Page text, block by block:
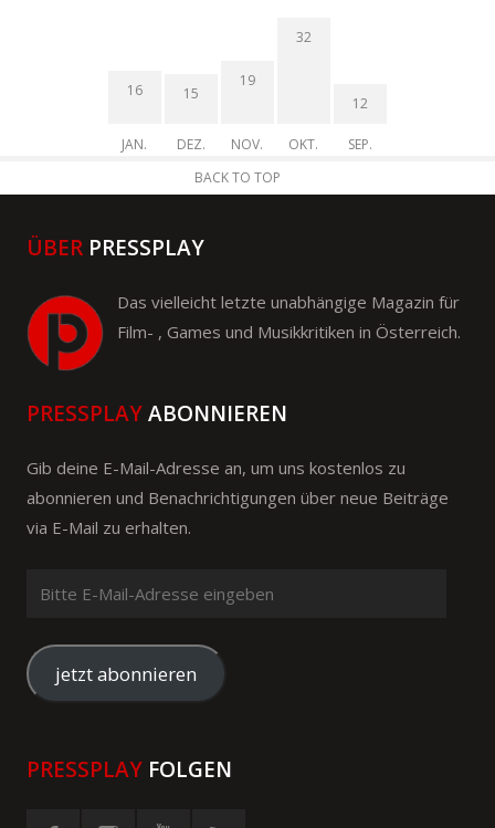
16
JAN.
15
DEZ.
19
NOV.
32
OKT.
12
SEP.
BACK TO TOP
ÜBER PRESSPLAY
Das vielleicht letzte unabhängige Magazin für
Film- , Games und Musikkritiken in Österreich.
PRESSPLAYABONNIEREN
Gib deine E-Mail-Adresse an, um uns kostenlos zu
abonnieren und Benachrichtigungen über neue Beiträge
via E-Mail zu erhalten.
Mail-
Adresse
eingeben
jetzt abonnieren
PRESSPLAY FOLGEN